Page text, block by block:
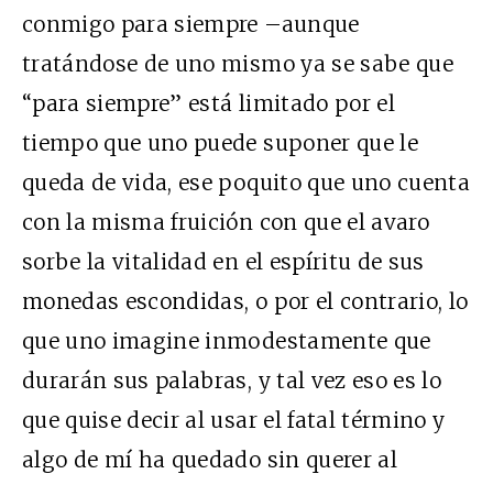
conmigo para siempre –aunque
tratándose de uno mismo ya se sabe que
“para siempre” está limitado por el
tiempo que uno puede suponer que le
queda de vida, ese poquito que uno cuenta
con la misma fruición con que el avaro
sorbe la vitalidad en el espíritu de sus
monedas escondidas, o por el contrario, lo
que uno imagine inmodestamente que
durarán sus palabras, y tal vez eso es lo
que quise decir al usar el fatal término y
algo de mí ha quedado sin querer al